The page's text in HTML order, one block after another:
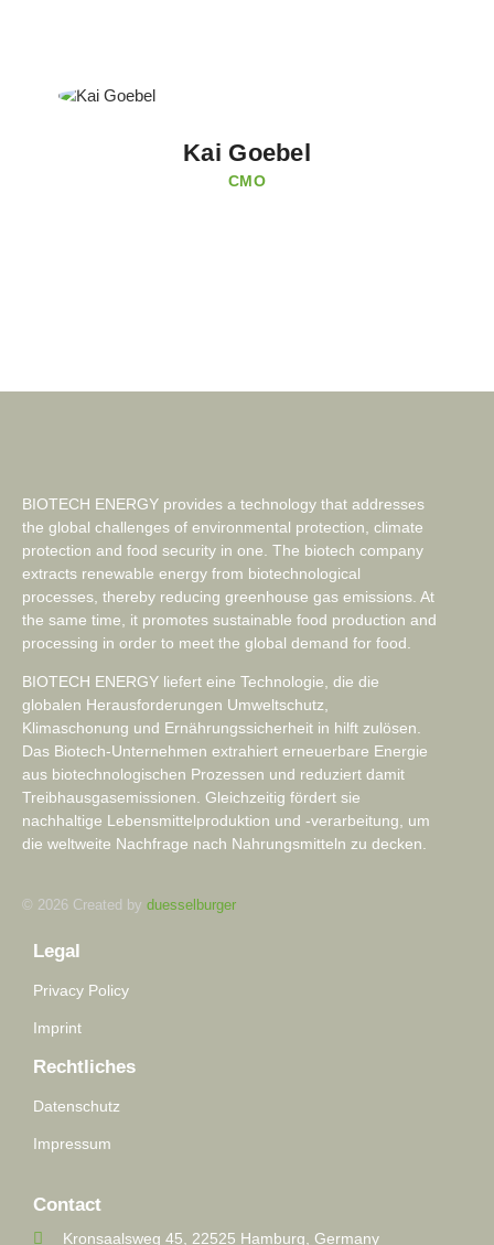
Kai Goebel
CMO
BIOTECH ENERGY provides a technology that addresses
the global challenges of environmental protection, climate
protection and food security in one. The biotech company
extracts renewable energy from biotechnological
processes, thereby reducing greenhouse gas emissions. At
the same time, it promotes sustainable food production and
processing in order to meet the global demand for food.
BIOTECH ENERGY liefert eine Technologie, die die
globalen Herausforderungen Umweltschutz,
Klimaschonung und Ernährungssicherheit in hilft zulösen.
Das Biotech-Unternehmen extrahiert erneuerbare Energie
aus biotechnologischen Prozessen und reduziert damit
Treibhausgasemissionen. Gleichzeitig fördert sie
nachhaltige Lebensmittelproduktion und -verarbeitung, um
die weltweite Nachfrage nach Nahrungsmitteln zu decken.
© 2026 Created by duesselburger
Legal
Privacy Policy
Imprint
Rechtliches
Datenschutz
Impressum
Contact
Kronsaalsweg 45, 22525 Hamburg, Germany